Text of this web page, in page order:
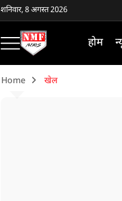
शनिवार, 8 अगस्त 2026
होम
Home खेल